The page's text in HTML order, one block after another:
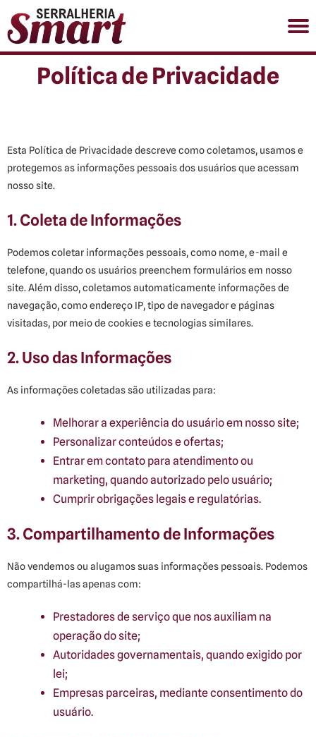
(11) 98903-1863
GALERIA DE FOTOS
CONTATO
Política de Privacidade
Esta Política de Privacidade descreve como coletamos, usamos e
protegemos as informações pessoais dos usuários que acessam
nosso site.
1. Coleta de Informações
Podemos coletar informações pessoais, como nome, e-mail e
telefone, quando os usuários preenchem formulários em nosso
site. Além disso, coletamos automaticamente informações de
navegação, como endereço IP, tipo de navegador e páginas
visitadas, por meio de cookies e tecnologias similares.
2. Uso das Informações
As informações coletadas são utilizadas para:
Melhorar a experiência do usuário em nosso site;
Personalizar conteúdos e ofertas;
Entrar em contato para atendimento ou
marketing, quando autorizado pelo usuário;
Cumprir obrigações legais e regulatórias.
3. Compartilhamento de Informações
Não vendemos ou alugamos suas informações pessoais. Podemos
compartilhá-las apenas com:
Prestadores de serviço que nos auxiliam na
operação do site;
Autoridades governamentais, quando exigido por
lei;
Empresas parceiras, mediante consentimento do
usuário.